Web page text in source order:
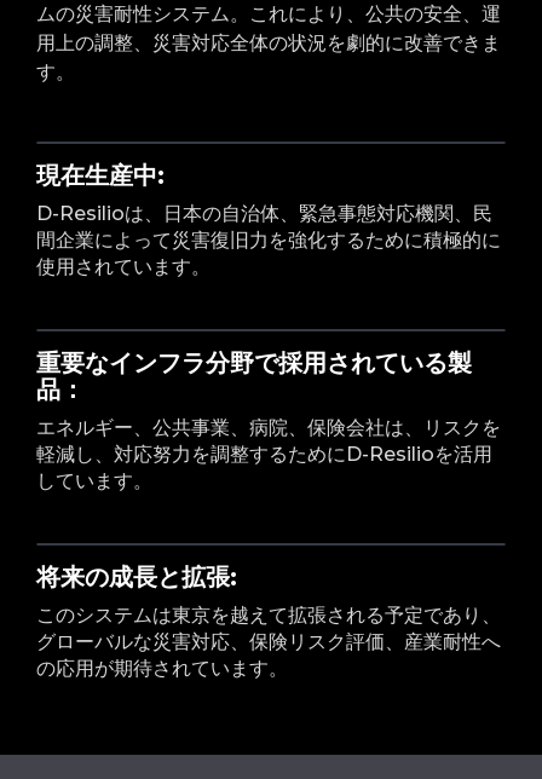
ムの災害耐性システム。これにより、公共の安全、運
用上の調整、災害対応全体の状況を劇的に改善できま
す。
現在生産中:
D-Resilioは、日本の自治体、緊急事態対応機関、民
間企業によって災害復旧力を強化するために積極的に
使用されています。
重要なインフラ分野で採用されている製
品：
エネルギー、公共事業、病院、保険会社は、リスクを
軽減し、対応努力を調整するためにD-Resilioを活用
しています。
将来の成長と拡張:
このシステムは東京を越えて拡張される予定であり、
グローバルな災害対応、保険リスク評価、産業耐性へ
の応用が期待されています。